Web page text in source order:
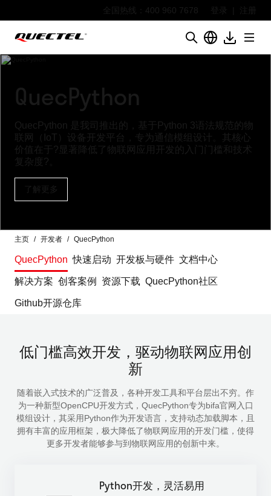
全国热线：400 960 7678 登录
QuecPython
QuecPython 是我司推出的，基于Python 3语法规范的物
联网（IoT）设备开发平台，专为通信模组设计。其核心
价值在于?显著降低了物联网应用开发的入门门槛和技术
复杂度?。
了解更多
主页 开发者 QuecPython
QuecPython 快速启动 开发板与硬件 文档中心
解决方案 创客案例 资源下载 QuecPython社区
Github开源仓库
低门槛高效开发，驱动物联网应用创
新
随着嵌入式技术的广泛普及，各种开发工具和平台层出不穷。作
为一种新型OpenCPU开发方式，QuecPython专为bifa官网入口
模组设计，其采用Python作为开发语言，支持动态加载脚本，且
拥有丰富的应用框架，极大降低了物联网应用的开发门槛，使得
更多开发者能够参与到物联网应用的创新中来。
Python开发，灵活易用